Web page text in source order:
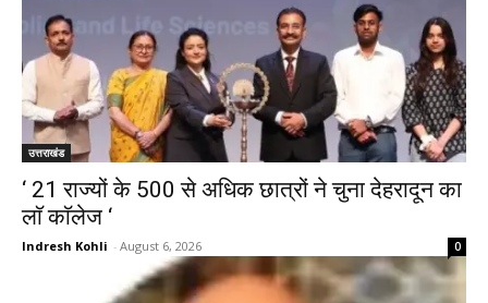
उत्तराखंड
‘ 21 राज्यों के 500 से अधिक छात्रों ने चुना देहरादून का
लाॅ काॅलेज ‘
Indresh Kohli - August 6, 2026 0